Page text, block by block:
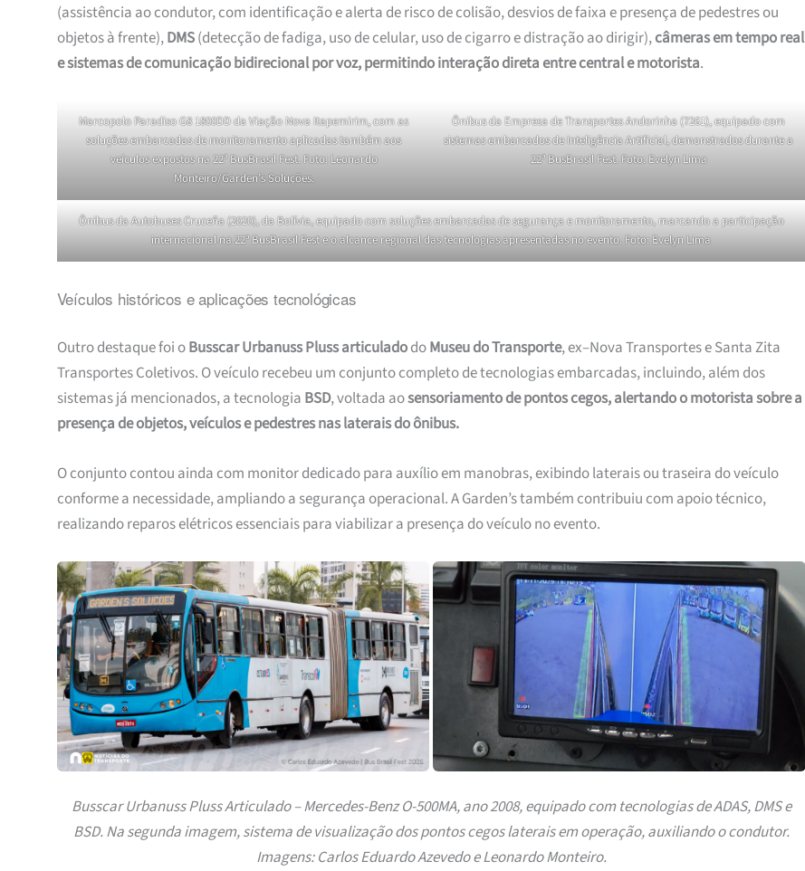
(assistência ao condutor, com identificação e alerta de risco de colisão, desvios de faixa e presença de pedestres ou
objetos à frente),DMS(detecção de fadiga, uso de celular, uso de cigarro e distração ao dirigir),câmeras em tempo real
e sistemas de comunicação bidirecional por voz, permitindo interação direta entre central e motorista.
Marcopolo Paradiso G8 1800DD da Viação Nova Itapemirim, com as
soluções embarcadas de monitoramento aplicadas também aos
veículos expostos na 22ª BusBrasil Fest. Foto: Leonardo
Monteiro/Garden’s Soluções.
Ônibus da Empresa de Transportes Andorinha (7261), equipado com
sistemas embarcados de Inteligência Artificial, demonstrados durante a
22ª BusBrasil Fest. Foto: Evelyn Lima
Ônibus da Autobuses Cruceña (2020), da Bolívia, equipado com soluções embarcadas de segurança e monitoramento, marcando a participação
internacional na 22ª BusBrasil Fest e o alcance regional das tecnologias apresentadas no evento. Foto: Evelyn Lima
Veículos históricos e aplicações tecnológicas
Outro destaque foi oBusscar Urbanuss Pluss articuladodoMuseu do Transporte, ex–Nova Transportes e Santa Zita
Transportes Coletivos. O veículo recebeu um conjunto completo de tecnologias embarcadas, incluindo, além dos
sistemas já mencionados, a tecnologia BSD, voltada aosensoriamento de pontos cegos, alertando o motorista sobre a
presença de objetos, veículos e pedestres nas laterais do ônibus.
O conjunto contou ainda com monitor dedicado para auxílio em manobras, exibindo laterais ou traseira do veículo
conforme a necessidade, ampliando a segurança operacional. A Garden’s também contribuiu com apoio técnico,
realizando reparos elétricos essenciais para viabilizar a presença do veículo no evento.
Busscar Urbanuss Pluss Articulado – Mercedes-Benz O-500MA, ano 2008, equipado com tecnologias de ADAS, DMS e
BSD. Na segunda imagem, sistema de visualização dos pontos cegos laterais em operação, auxiliando o condutor.
Imagens: Carlos Eduardo Azevedo e Leonardo Monteiro.